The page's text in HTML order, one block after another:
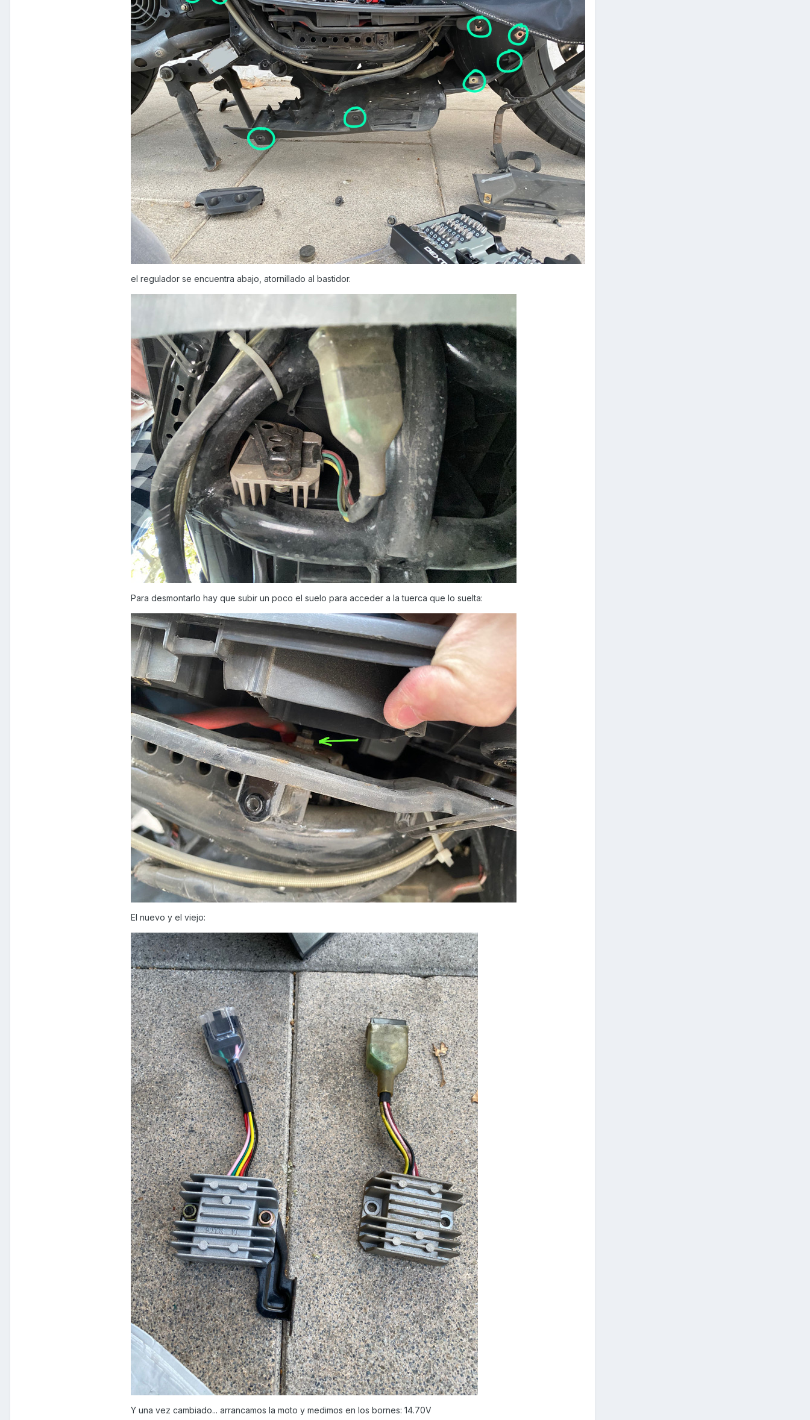
el regulador se encuentra abajo, atornillado al bastidor.
Para desmontarlo hay que subir un poco el suelo para acceder a la tuerca que lo suelta:
El nuevo y el viejo:
Y una vez cambiado... arrancamos la moto y medimos en los bornes: 14.70V